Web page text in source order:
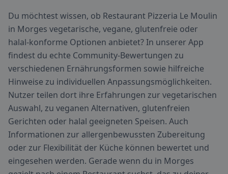
Du möchtest wissen, ob Restaurant Pizzeria Le Moulin
in Morges vegetarische, vegane, glutenfreie oder
halal-konforme Optionen anbietet? In unserer App
findest du echte Community-Bewertungen zu
verschiedenen Ernährungsformen sowie hilfreiche
Hinweise zu individuellen Anpassungsmöglichkeiten.
Nutzer teilen dort ihre Erfahrungen zur vegetarischen
Auswahl, zu veganen Alternativen, glutenfreien
Gerichten oder halal geeigneten Speisen. Auch
Informationen zur allergenbewussten Zubereitung
oder zur Flexibilität der Küche können bewertet und
eingesehen werden. Gerade wenn du in Morges